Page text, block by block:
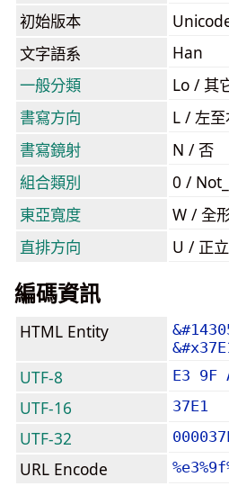
初始版本
文字語系
Han
一般分類
Lo / 其
書寫方向
L / 左
書寫鏡射
N / 否
組合類別
0 /
東亞寬度
W / 全
直排方向 U / 正立
編碼資訊
HTML Entity
UTF-8 E3 9F
UTF-16 37E1
UTF-32
URL Encode